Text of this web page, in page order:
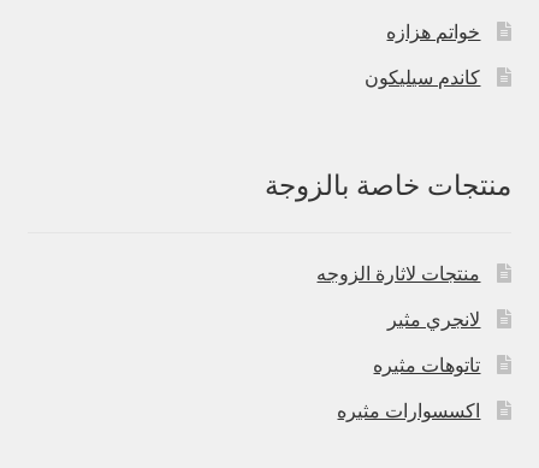
خواتم هزازه
كاندم سيليكون
منتجات خاصة بالزوجة
منتجات لاثارة الزوجه
لانجري مثير
تاتوهات مثيره
اكسسوارات مثيره